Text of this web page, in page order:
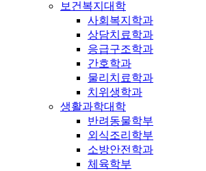
보건복지대학
사회복지학과
상담치료학과
응급구조학과
간호학과
물리치료학과
치위생학과
생활과학대학
반려동물학부
외식조리학부
소방안전학과
체육학부